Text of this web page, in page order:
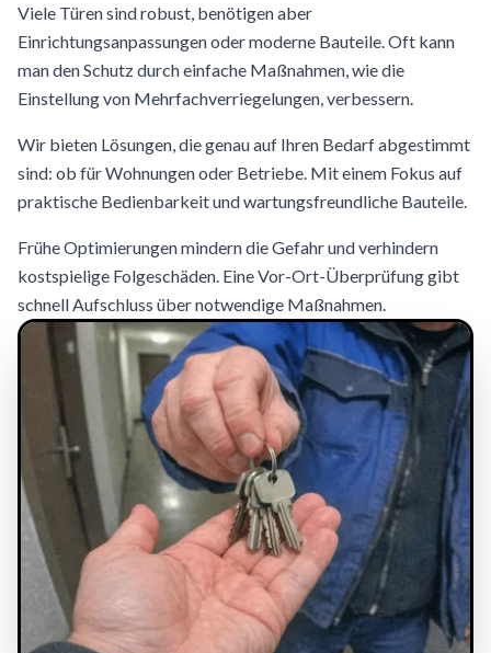
Viele Türen sind robust, benötigen aber
Einrichtungsanpassungen oder moderne Bauteile. Oft kann
man den Schutz durch einfache Maßnahmen, wie die
Einstellung von Mehrfachverriegelungen, verbessern.
Wir bieten Lösungen, die genau auf Ihren Bedarf abgestimmt
sind: ob für Wohnungen oder Betriebe. Mit einem Fokus auf
praktische Bedienbarkeit und wartungsfreundliche Bauteile.
Frühe Optimierungen mindern die Gefahr und verhindern
kostspielige Folgeschäden. Eine Vor-Ort-Überprüfung gibt
schnell Aufschluss über notwendige Maßnahmen.